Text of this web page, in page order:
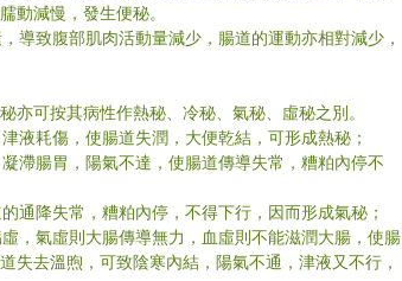
動減慢，發生便秘。
導致腹部肌肉活動量減少，腸道的運動亦相對減少，
可按其病性作熱秘、冷秘、氣秘、虛秘之別。
液耗傷，使腸道失潤，大便乾結，可形成熱秘；
滯腸胃，陽氣不達，使腸道傳導失常，糟粕內停不
通降失常，糟粕內停，不得下行，因而形成氣秘；
，氣虛則大腸傳導無力，血虛則不能滋潤大腸，使腸
失去溫煦，可致陰寒內結，陽氣不通，津液又不行，